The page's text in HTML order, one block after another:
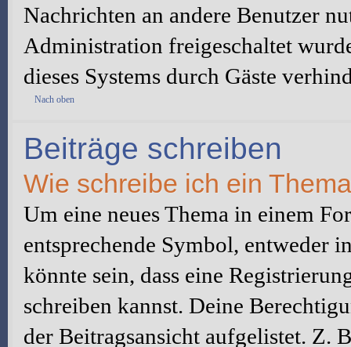
Nachrichten an andere Benutzer
Administration freigeschaltet
dieses Systems durch Gäste
Nach oben
Beiträge schreiben
Wie schreibe ich ein
Um eine neues Thema in einem
entsprechende Symbol, entweder
könnte sein, dass eine
schreiben kannst. Deine
der Beitragsansicht aufgelistet. Z.